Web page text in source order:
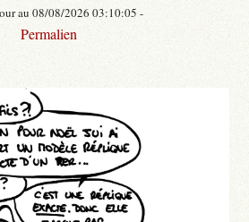
au 08/08/2026 03:10:05 -
Permalien